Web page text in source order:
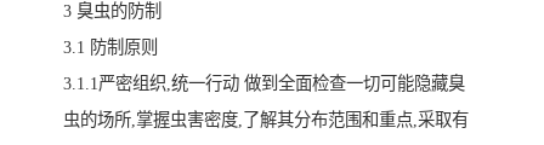
3 臭虫的防制
3.1 防制原则
3.1.1严密组织,统一行动 做到全面检查一切可能隐藏臭
虫的场所,掌握虫害密度,了解其分布范围和重点,采取有